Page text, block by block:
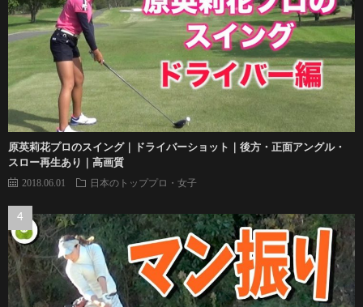
原英莉花プロのスイング｜ドライバーショット｜後方・正面アングル・
スロー再生あり｜高画質
2018.06.01 日本のトッププロ・女子